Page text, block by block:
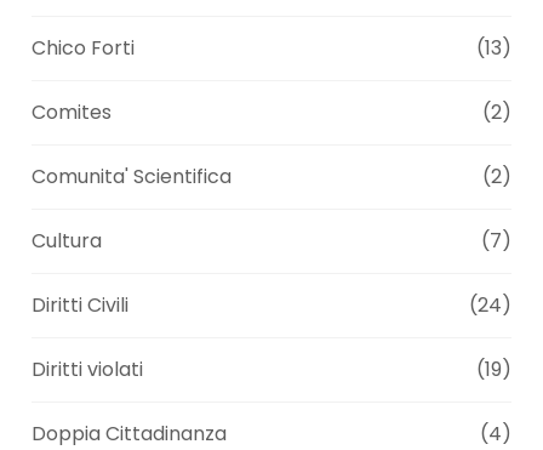
Chico Forti (13)
Comites (2)
Comunita' Scientifica (2)
Cultura (7)
Diritti Civili (24)
Diritti violati (19)
Doppia Cittadinanza (4)